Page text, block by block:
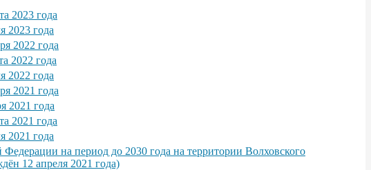
2023 года
2023 года
2022 года
2022 года
2022 года
2021 года
2021 года
2021 года
2021 года
на период до 2030 года на территории Волховского
12 апреля 2021 года)